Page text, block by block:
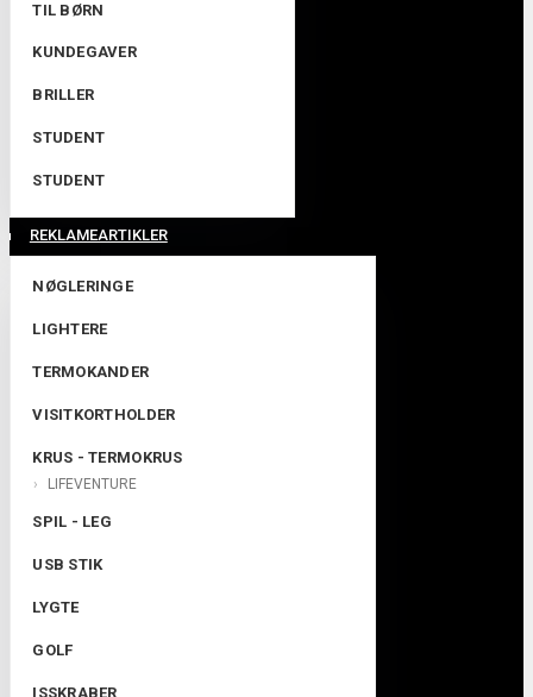
TIL BØRN
KUNDEGAVER
BRILLER
STUDENT
STUDENT
REKLAMEARTIKLER
NØGLERINGE
LIGHTERE
TERMOKANDER
VISITKORTHOLDER
KRUS - TERMOKRUS
LIFEVENTURE
SPIL - LEG
USB STIK
LYGTE
GOLF
ISSKRABER